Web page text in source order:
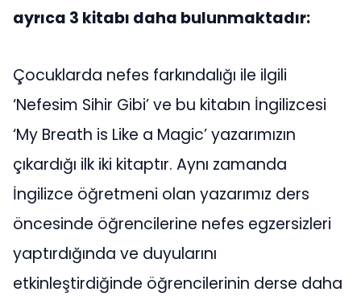
ayrıca 3 kitabı daha bulunmaktadır:
Çocuklarda nefes farkındalığı ile ilgili
‘Nefesim Sihir Gibi’ ve bu kitabın İngilizcesi
‘My Breath is Like a Magic’ yazarımızın
çıkardığı ilk iki kitaptır. Aynı zamanda
İngilizce öğretmeni olan yazarımız ders
öncesinde öğrencilerine nefes egzersizleri
yaptırdığında ve duyularını
etkinleştirdiğinde öğrencilerinin derse daha